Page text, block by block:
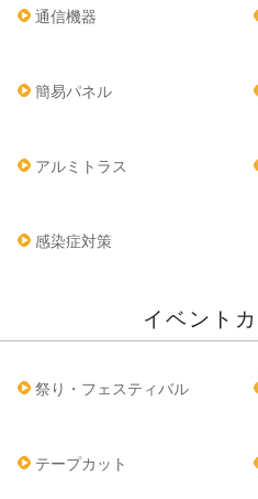
通信機器
簡易パネル
アルミトラス
感染症対策
イベント
祭り・フェスティバル
テープカット